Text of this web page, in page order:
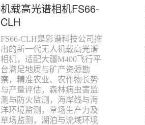
机载高光谱相机FS66-
CLH
FS66-CLH是彩谱科技公司推
出的新一代无人机载高光谱
相机，适配大疆M400飞行平
台满足地质与矿产资源勘
察，精准农业、农作物长势
与产量评估，森林病虫害监
测与防火监测，海岸线与海
洋环境监测，草场生产力及
草场监测，湖泊与流域环境